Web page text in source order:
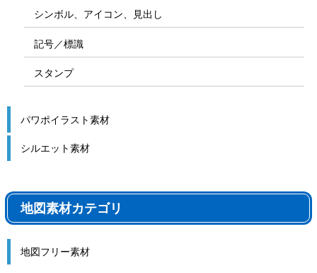
シンボル、アイコン、見出し
記号／標識
スタンプ
パワポイラスト素材
シルエット素材
地図素材カテゴリ
地図フリー素材